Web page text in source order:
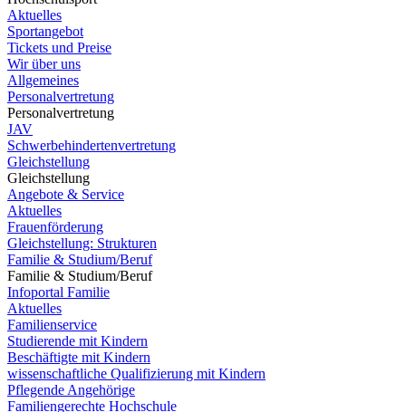
Aktuelles
Sportangebot
Tickets und Preise
Wir über uns
Allgemeines
Personalvertretung
Personalvertretung
JAV
Schwerbehindertenvertretung
Gleichstellung
Gleichstellung
Angebote & Service
Aktuelles
Frauenförderung
Gleichstellung: Strukturen
Familie & Studium/Beruf
Familie & Studium/Beruf
Infoportal Familie
Aktuelles
Familienservice
Studierende mit Kindern
Beschäftigte mit Kindern
wissenschaftliche Qualifizierung mit Kindern
Pflegende Angehörige
Familiengerechte Hochschule